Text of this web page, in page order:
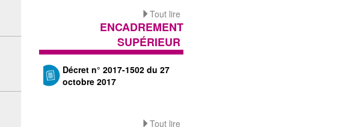
Tout lire
ENCADREMENT
SUPÉRIEUR
Décret n° 2017-1502 du 27
octobre 2017
Tout lire